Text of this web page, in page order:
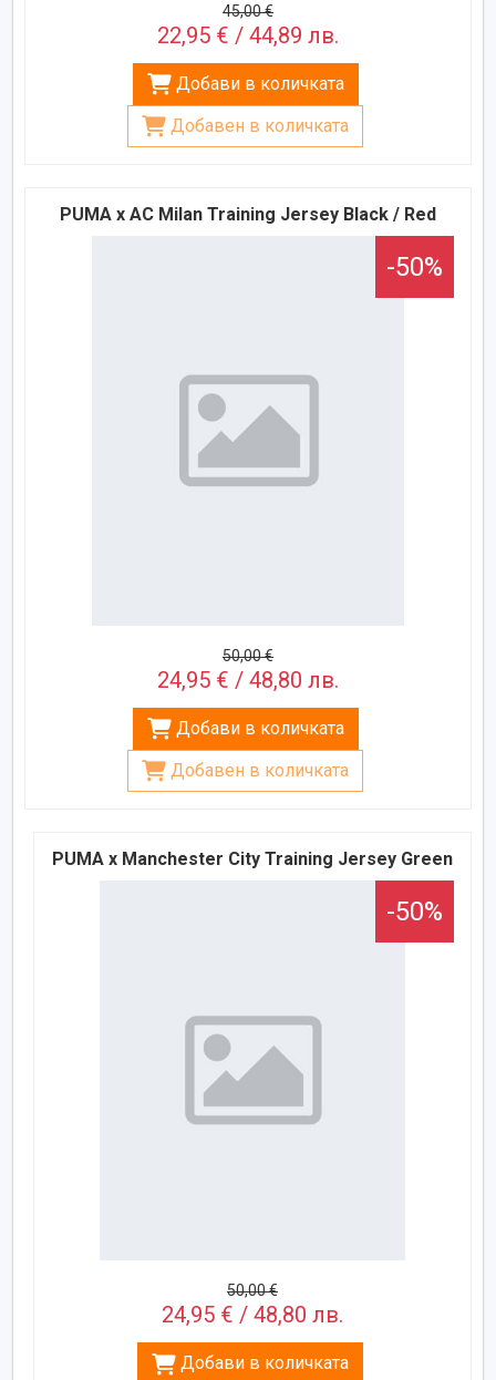
45,00 €
22,95 € / 44,89 лв.
Добави в количката
Добавен в количката
PUMA x AC Milan Training Jersey Black / Red
-50%
50,00 €
24,95 € / 48,80 лв.
Добави в количката
Добавен в количката
PUMA x Manchester City Training Jersey Green
-50%
50,00 €
24,95 € / 48,80 лв.
Добави в количката